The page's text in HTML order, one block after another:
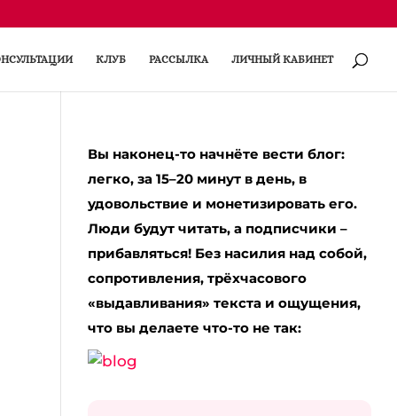
КЛУБ РАССЫЛКА ЛИЧНЫЙ КАБИНЕТ
Вы наконец-то начнёте вести блог:
легко, за 15–20 минут в день, в
удовольствие и монетизировать его.
Люди будут читать, а подписчики –
прибавляться! Без насилия над собой,
сопротивления, трёхчасового
«выдавливания» текста и ощущения,
что вы делаете что-то не так: